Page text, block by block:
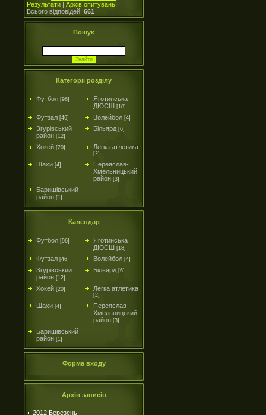
Результати | Архів опитувань
Всього відповідей: 661
Пошук
Категорії розділу
Футбол [96]
Яготинська
ДЮСШ [18]
Футзал [46] Волейбол [4]
Згурівський
район [12]
Більярд [6]
Хокей [20] Легка атлетика
[2]
Шахи [4]
Переяслав-
Хмельницький
район [3]
Баришівський
район [1]
Календар
Футбол [96]
Яготинська
ДЮСШ [18]
Футзал [46] Волейбол [4]
Згурівський
район [12]
Більярд [6]
Хокей [20] Легка атлетика
[2]
Шахи [4]
Переяслав-
Хмельницький
район [3]
Баришівський
район [1]
Форма входу
Архів записів
2012 Березень